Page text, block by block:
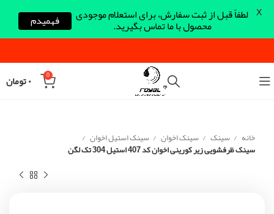
0 ۰تومان
خانه سینک سینک اخوان سینک استیل اخوان
سینک ظرفشویی زیر کورینی اخوان کد 407 استیل 304 تک لگن
لطفاً قبل از ثبت سفارش، برای استعلام موجودی
محصول با ما تماس بگیرید. فهمیدم X